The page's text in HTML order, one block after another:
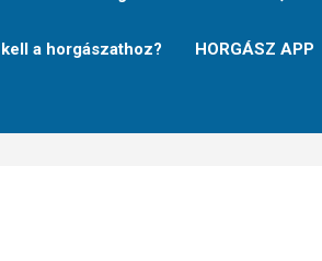
a horgászathoz? HORGÁSZ APP